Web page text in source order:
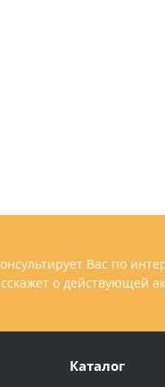
Вас по
о действующей
Каталог